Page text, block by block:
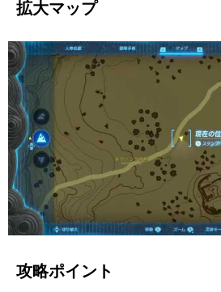
拡大マップ
攻略ポイント